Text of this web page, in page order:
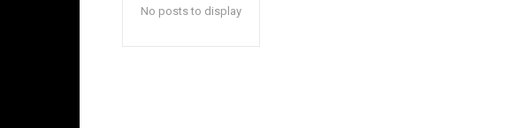
No posts to display